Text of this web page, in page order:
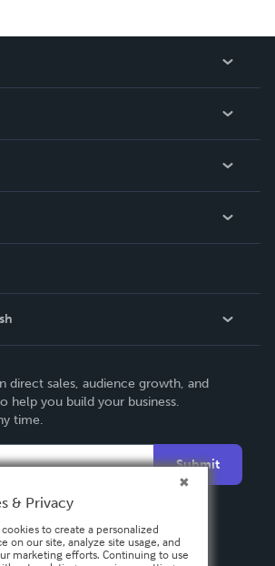
direct sales, audience growth, and
help you build your business.
time.
Submit
& Privacy
cookies to create a personalized
on our site, analyze site usage, and
marketing efforts. Continuing to use